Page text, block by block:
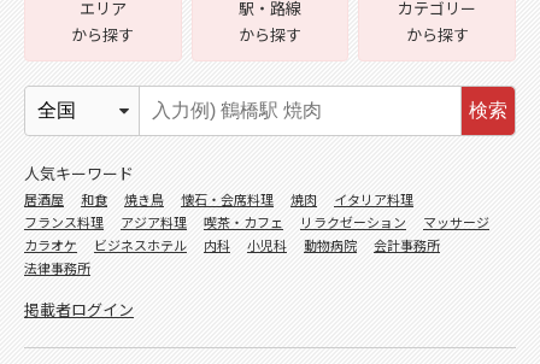
エリア
から探す
駅・路線
から探す
カテゴリー
から探す
検索
人気キーワード
居酒屋 和食 焼き鳥 懐石・会席料理 焼肉
イタリア料理
フランス料理
アジア料理 喫茶・カフェ リラクゼーション
マッサージ
カラオケ
ビジネスホテル 内科 小児科 動物病院
会計事務所
法律事務所
掲載者ログイン